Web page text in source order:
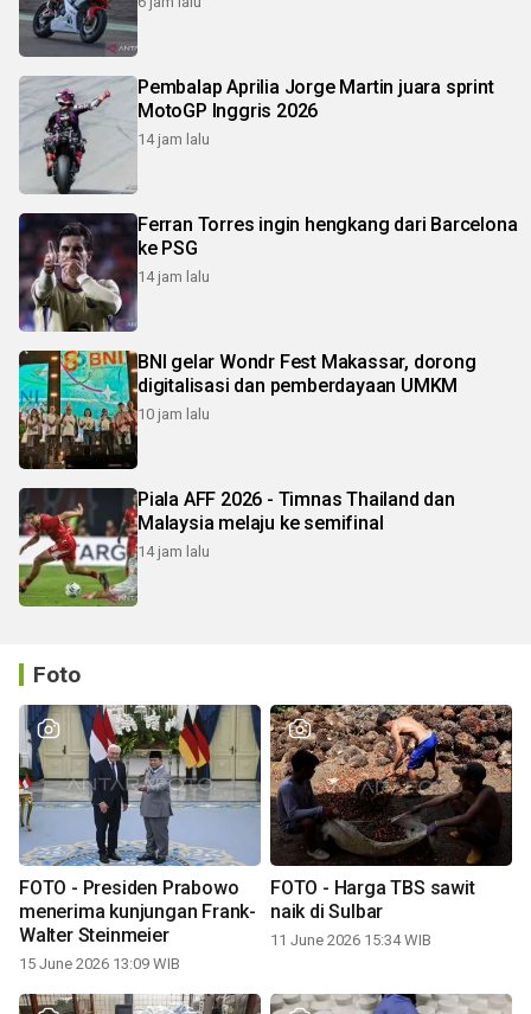
Pembalap Aprilia Jorge Martin juara sprint
MotoGP Inggris 2026
14 jam lalu
Ferran Torres ingin hengkang dari Barcelona
ke PSG
14 jam lalu
BNI gelar Wondr Fest Makassar, dorong
digitalisasi dan pemberdayaan UMKM
10 jam lalu
Piala AFF 2026 - Timnas Thailand dan
Malaysia melaju ke semifinal
14 jam lalu
Foto
FOTO - Presiden Prabowo
menerima kunjungan Frank-
Walter Steinmeier
15 June 2026 13:09 WIB
FOTO - Harga TBS sawit
naik di Sulbar
11 June 2026 15:34 WIB